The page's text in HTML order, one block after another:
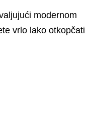
modernom
vrlo lako otkopčati